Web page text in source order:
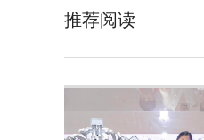
推荐阅读